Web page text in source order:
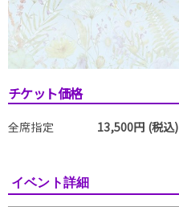
チケット価格
全席指定 13,500円 (税込)
イベント詳細